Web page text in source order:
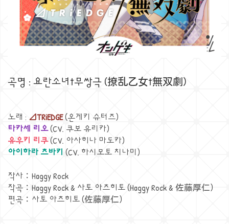
곡명 : 요란소녀†무쌍극 (撩乱乙女†無双劇)
노래 : ⊿TRiEDGE(온게키 슈터즈)
타카세 리오(CV. 쿠보 유리카)
유우키 리쿠(CV. 아사히나 마도카)
아이하라 츠바키 (CV. 하시모토 치나미)
작사：Haggy Rock
작곡：Haggy Rock & 사토 아츠히토 (Haggy Rock & 佐藤厚仁)
편곡：사토 아츠히토 (佐藤厚仁)